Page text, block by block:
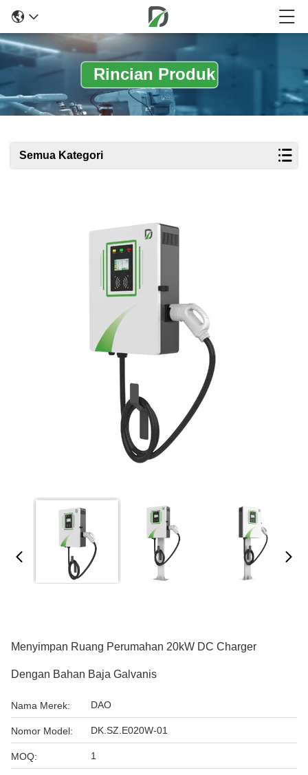
Rincian Produk
Semua Kategori
Menyimpan Ruang Perumahan 20kW DC Charger
Dengan Bahan Baja Galvanis
Nama Merek: DAO
Nomor Model: DK.SZ.E020W-01
MOQ: 1